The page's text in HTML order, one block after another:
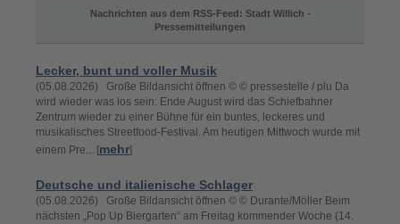
Nachrichten aus dem RSS-Feed: Stadt Willich -
Pressemitteilungen
Lecker, bunt und voller Musik
(05.08.2026) Große Bildansicht öffnen © © pressestelle / plu Da
wird wieder was los sein: Ende August wird das Schiefbahner
Zentrum wieder zu einer Bühne für ein buntes, leckeres und
musikalisches Streetfood-Festival. Am heutigen Mittwoch wurde mit
einem Pre... [mehr]
Deutsche und italienische Schlager
(05.08.2026) Große Bildansicht öffnen © © Durante/Möller Beim
nächsten „Pop Up Biergarten“ am Freitag kommender Woche (14.